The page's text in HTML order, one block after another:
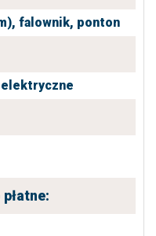
falownik, ponton